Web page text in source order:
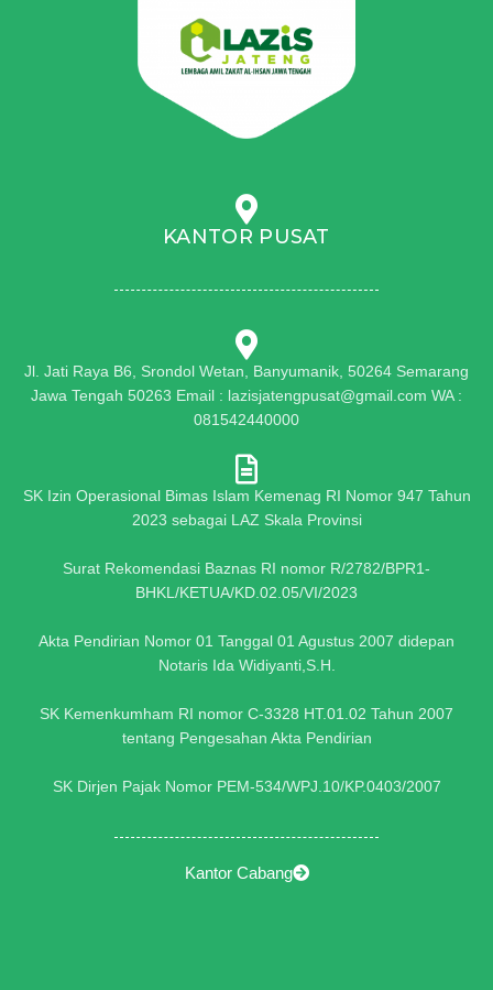
KANTOR PUSAT
Jl. Jati Raya B6, Srondol Wetan, Banyumanik, 50264 Semarang
Jawa Tengah 50263 Email : lazisjatengpusat@gmail.com WA :
081542440000
SK Izin Operasional Bimas Islam Kemenag RI Nomor 947 Tahun
2023 sebagai LAZ Skala Provinsi
Surat Rekomendasi Baznas RI nomor R/2782/BPR1-
BHKL/KETUA/KD.02.05/VI/2023
Akta Pendirian Nomor 01 Tanggal 01 Agustus 2007 didepan
Notaris Ida Widiyanti,S.H.
SK Kemenkumham RI nomor C-3328 HT.01.02 Tahun 2007
tentang Pengesahan Akta Pendirian
SK Dirjen Pajak Nomor PEM-534/WPJ.10/KP.0403/2007
Kantor Cabang